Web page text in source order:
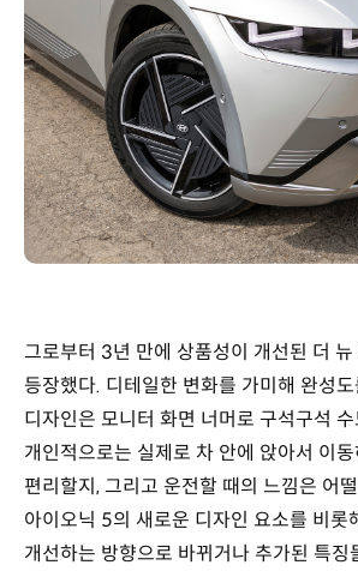
그로부터 3년 만에 상품성이 개선된 더
등장했다. 디테일한 변화를 가미해 완성
디자인은 모니터 화면 너머로 구석구석
개인적으로는 실제로 차 안에 앉아서 이
편리할지, 그리고 운전할 때의 느낌은 어
아이오닉 5의 새로운 디자인 요소를 비롯
개선하는 방향으로 바뀌거나 추가된 특징